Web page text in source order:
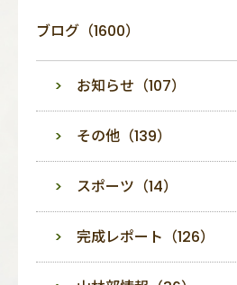
ブログ（1600）
お知らせ（107）
その他（139）
スポーツ（14）
完成レポート（126）